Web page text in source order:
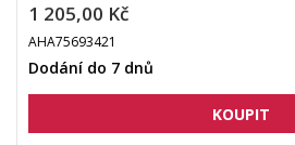
1 205,00 Kč
AHA75693421
Dodání do 7 dnů